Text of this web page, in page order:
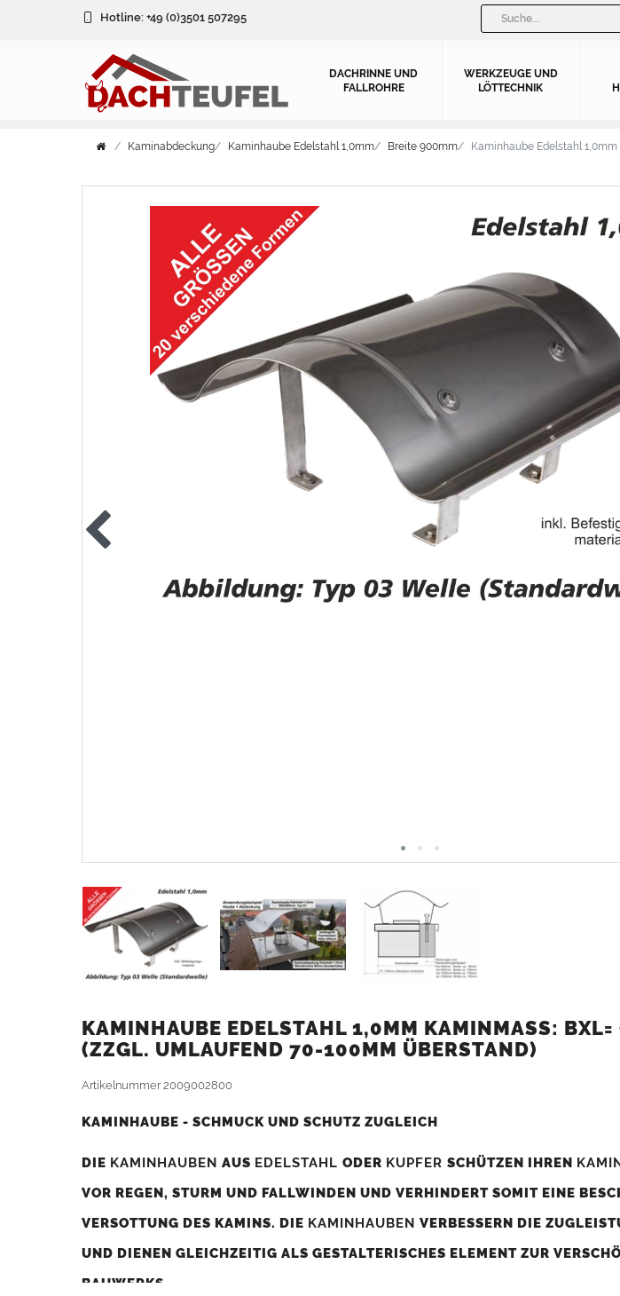
Hotline: +49 (0)3501 507295
DACHRINNE UND
FALLROHRE
WERKZEUGE UND
LÖTTECHNIK
Kaminabdeckung Kaminhaube Edelstahl 1,0mm Breite 900mm Kaminhaube Edelstahl
KAMINHAUBE EDELSTAHL 1,0MM KAMINMASS: BXL=
ZZGL. UMLAUFEND 70-100MM ÜBERSTAND)
Artikelnummer2009002800
KAMINHAUBE - SCHMUCK UND SCHUTZ ZUGLEICH
DIE KAMINHAUBEN AUS EDELSTAHL ODER KUPFER SCHÜTZEN IHREN
VOR REGEN, STURM UND FALLWINDEN UND VERHINDERT SOMIT EINE
VERSOTTUNG DES KAMINS. DIE KAMINHAUBEN VERBESSERN DIE
UND DIENEN GLEICHZEITIG ALS GESTALTERISCHES ELEMENT ZUR
BAUWERKS.